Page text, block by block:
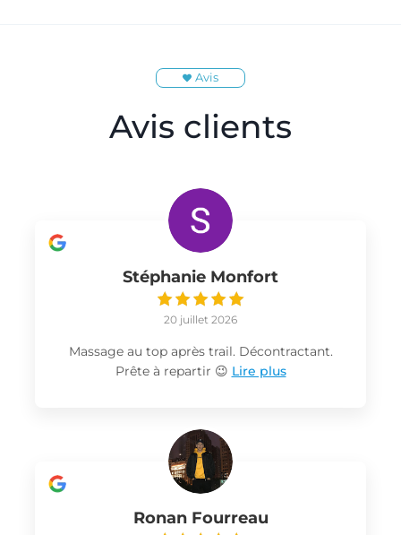
Avis
Avis clients
Stéphanie Monfort
20 juillet 2026
Massage au top après trail. Décontractant.
Prête à repartir 😉 Lire plus
Ronan Fourreau